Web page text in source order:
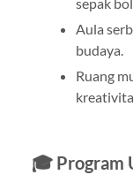
sepak
Aula
budaya.
Ruang
🎓 Program